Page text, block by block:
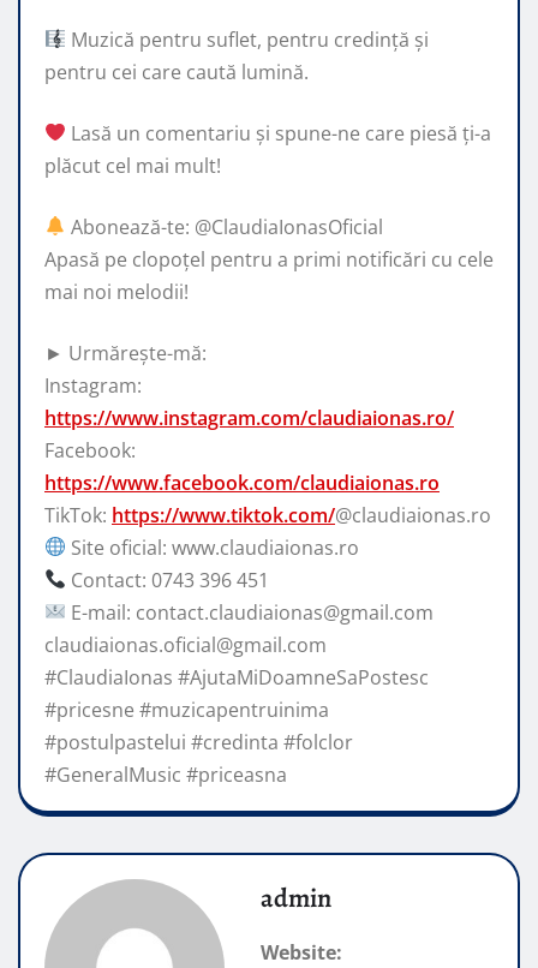
Muzică pentru suflet, pentru credință și
pentru cei care caută lumină.
Lasă un comentariu și spune-ne care piesă ți-a
plăcut cel mai mult!
Abonează-te: @ClaudiaIonasOficial
Apasă pe clopoțel pentru a primi notificări cu cele
mai noi melodii!
► Urmărește-mă:
Instagram:
https://www.instagram.com/claudiaionas.ro/
Facebook:
https://www.facebook.com/claudiaionas.ro
TikTok: https://www.tiktok.com/@claudiaionas.ro
Site oficial: www.claudiaionas.ro
Contact: 0743 396 451
E-mail: contact.claudiaionas@gmail.com
claudiaionas.oficial@gmail.com
#ClaudiaIonas #AjutaMiDoamneSaPostesc
#pricesne #muzicapentruinima
#postulpastelui #credinta #folclor
#GeneralMusic #priceasna
admin
Website: